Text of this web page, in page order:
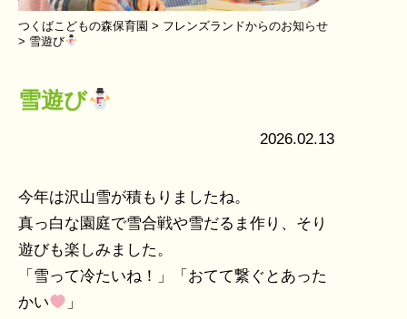
つくばこどもの森保育園 > フレンズランドからのお知らせ
> 雪遊び
雪遊び
2026.02.13
今年は沢山雪が積もりましたね。
真っ白な園庭で雪合戦や雪だるま作り、そり
遊びも楽しみました。
「雪って冷たいね！」「おてて繋ぐとあった
かい
」